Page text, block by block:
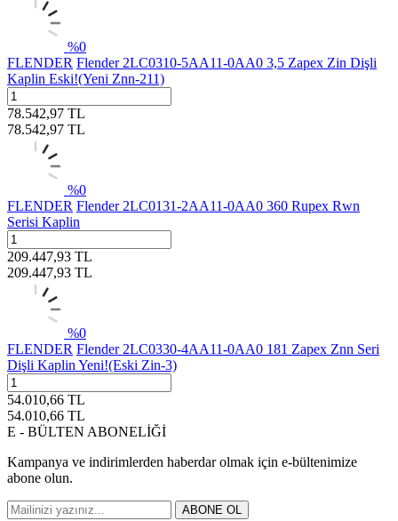
%0
FLENDER Flender 2LC0310-5AA11-0AA0 3,5 Zapex Zin Dişli
Kaplin Eski!(Yeni Znn-211)
78.542,97 TL
78.542,97 TL
%0
FLENDER Flender 2LC0131-2AA11-0AA0 360 Rupex Rwn
Serisi Kaplin
209.447,93 TL
209.447,93 TL
%0
FLENDER Flender 2LC0330-4AA11-0AA0 181 Zapex Znn Seri
Dişli Kaplin Yeni!(Eski Zin-3)
54.010,66 TL
54.010,66 TL
E - BÜLTEN ABONELİĞİ
Kampanya ve indirimlerden haberdar olmak için e-bültenimize
abone olun.
ABONE OL